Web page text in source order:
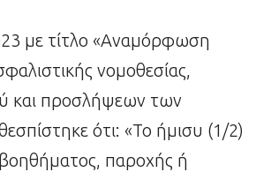
με τίτλο «Αναμόρφωση
νομοθεσίας,
και προσλήψεων των
ότι: «Το ήμισυ (1/2)
παροχής ή